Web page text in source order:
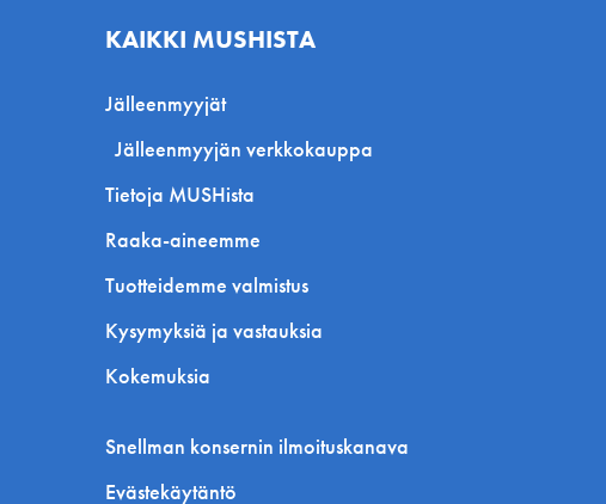
KAIKKI MUSHISTA
Jälleenmyyjät
Jälleenmyyjän verkkokauppa
Tietoja MUSHista
Raaka-aineemme
Tuotteidemme valmistus
Kysymyksiä ja vastauksia
Kokemuksia
Snellman konsernin ilmoituskanava
Evästekäytäntö